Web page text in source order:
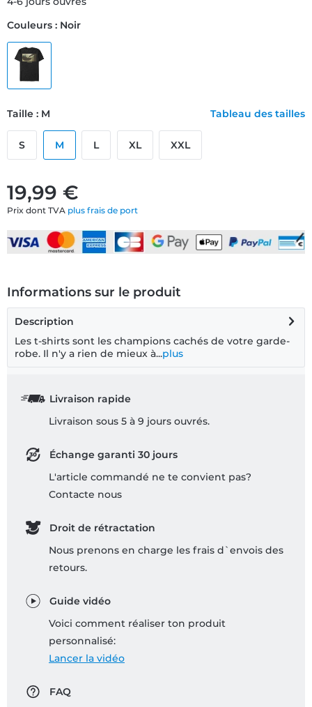
19,99 €
Prix dont TVA plus frais de port
Couleurs : Noir
Taille : M Tableau des tailles
S M L XL XXL
Informations sur le produit
Description
Les t-shirts sont les champions cachés de votre garde-
robe. Il n'y a rien de mieux à...plus
Livraison rapide
Livraison sous 5 à 9 jours ouvrés.
Échange garanti 30 jours
L'article commandé ne te convient pas?
Contacte nous
Droit de rétractation
Nous prenons en charge les frais d`envois des
retours.
Guide vidéo
Voici comment réaliser ton produit
personnalisé:
Lancer la vidéo
FAQ